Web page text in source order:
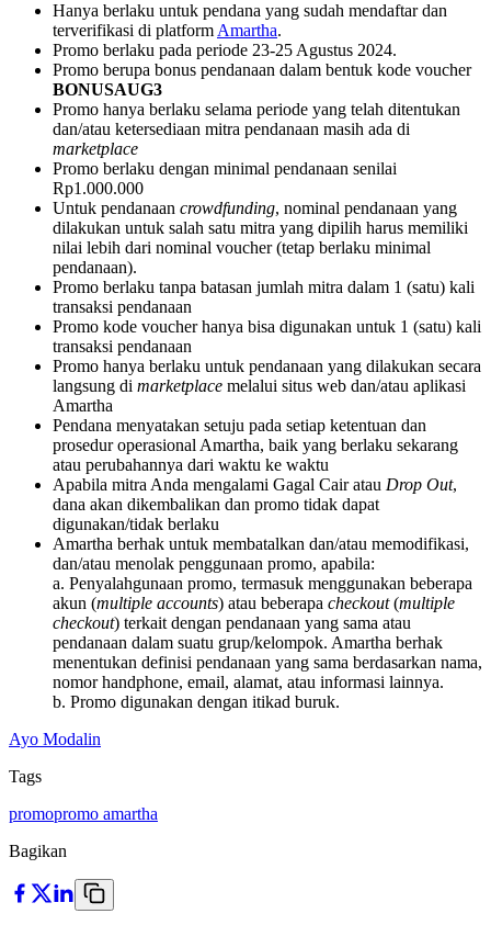
Hanya berlaku untuk pendana yang sudah mendaftar dan
terverifikasi di platformAmartha.
Promo berlaku pada periode 23-25 Agustus 2024.
Promo berupa bonus pendanaan dalam bentuk kode voucher
BONUSAUG3
Promo hanya berlaku selama periode yang telah ditentukan
dan/atau ketersediaan mitra pendanaan masih ada di
marketplace
Promo berlaku dengan minimal pendanaan senilai
Rp1.000.000
Untuk pendanaan crowdfunding, nominal pendanaan yang
dilakukan untuk salah satu mitra yang dipilih harus memiliki
nilai lebih dari nominal voucher (tetap berlaku minimal
pendanaan).
Promo berlaku tanpa batasan jumlah mitra dalam 1 (satu) kali
transaksi pendanaan
Promo kode voucher hanya bisa digunakan untuk 1 (satu) kali
transaksi pendanaan
Promo hanya berlaku untuk pendanaan yang dilakukan secara
langsung di marketplace melalui situs web dan/atau aplikasi
Amartha
Pendana menyatakan setuju pada setiap ketentuan dan
prosedur operasional Amartha, baik yang berlaku sekarang
atau perubahannya dari waktu ke waktu
Apabila mitra Anda mengalami Gagal Cair atau Drop Out,
dana akan dikembalikan dan promo tidak dapat
digunakan/tidak berlaku
Amartha berhak untuk membatalkan dan/atau memodifikasi,
dan/atau menolak penggunaan promo, apabila:
a. Penyalahgunaan promo, termasuk menggunakan beberapa
akun (multiple accounts) atau beberapa checkout(multiple
checkout) terkait dengan pendanaan yang sama atau
pendanaan dalam suatu grup/kelompok. Amartha berhak
menentukan definisi pendanaan yang sama berdasarkan nama,
nomor handphone, email, alamat, atau informasi lainnya.
b. Promo digunakan dengan itikad buruk.
Ayo Modalin
Tags
promopromo amartha
Bagikan